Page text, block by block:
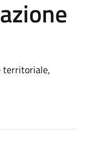
territoriale,